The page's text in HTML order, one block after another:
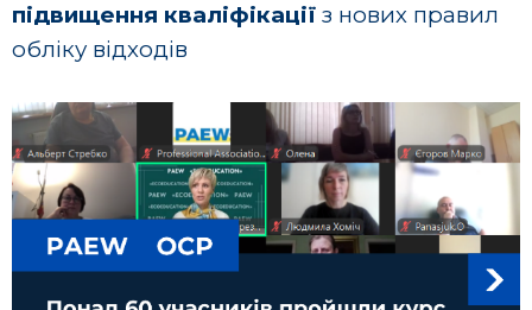
підвищення кваліфікації з нових правил
обліку відходів